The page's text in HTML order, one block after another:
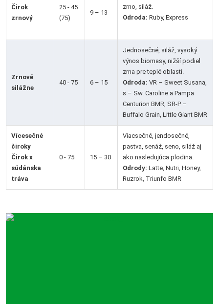
Čirok
zrnový
25 - 45
(75)
9 – 13
zrno, siláž.
Odroda: Ruby, Express
Zrnové
silážne
40 - 75 6 – 15
Jednosečné, siláž, vysoký
výnos biomasy, nižší podiel
zrna pre teplé oblasti.
Odroda: VR – Sweet Susana,
s – Sw. Caroline a Pampa
Centurion BMR, SR-P –
Buffalo Grain, Little Giant BMR
Vícesečné
čiroky
Čirok x
súdánska
tráva
0 - 75 15 – 30
Viacsečné, jendosečné,
pastva, senáž, seno, siláž aj
ako nasledujúca plodina.
Odrody: Latte, Nutri, Honey,
Ruzrok, Triunfo BMR